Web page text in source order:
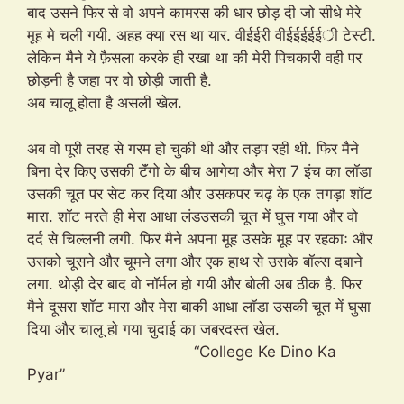
बाद उसने फिर से वो अपने कामरस की धार छोड़ दी जो सीधे मेरे
मूह मे चली गयी. अहह क्या रस था यार. वीईईरी वीईईईईईर्ी टेस्टी.
लेकिन मैने ये फ़ैसला करके ही रखा था की मेरी पिचकारी वही पर
छोड़नी है जहा पर वो छोड़ी जाती है.
अब चालू होता है असली खेल.
अब वो पूरी तरह से गरम हो चुकी थी और तड़प रही थी. फिर मैने
बिना देर किए उसकी टॅंगो के बीच आगेया और मेरा 7 इंच का लॉडा
उसकी चूत पर सेट कर दिया और उसकपर चढ़ के एक तगड़ा शॉट
मारा. शॉट मरते ही मेरा आधा लंडउसकी चूत में घुस गया और वो
दर्द से चिल्लनी लगी. फिर मैने अपना मूह उसके मूह पर रहकाः और
उसको चूसने और चूमने लगा और एक हाथ से उसके बॉल्स दबाने
लगा. थोड़ी देर बाद वो नॉर्मल हो गयी और बोली अब ठीक है. फिर
मैने दूसरा शॉट मारा और मेरा बाकी आधा लॉडा उसकी चूत में घुसा
दिया और चालू हो गया चुदाई का जबरदस्त खेल.
“College Ke Dino Ka
Pyar”